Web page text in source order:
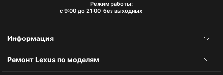
Режим работы:
с 9:00 до 21:00 без выходных
Информация
Ремонт Lexus по моделям